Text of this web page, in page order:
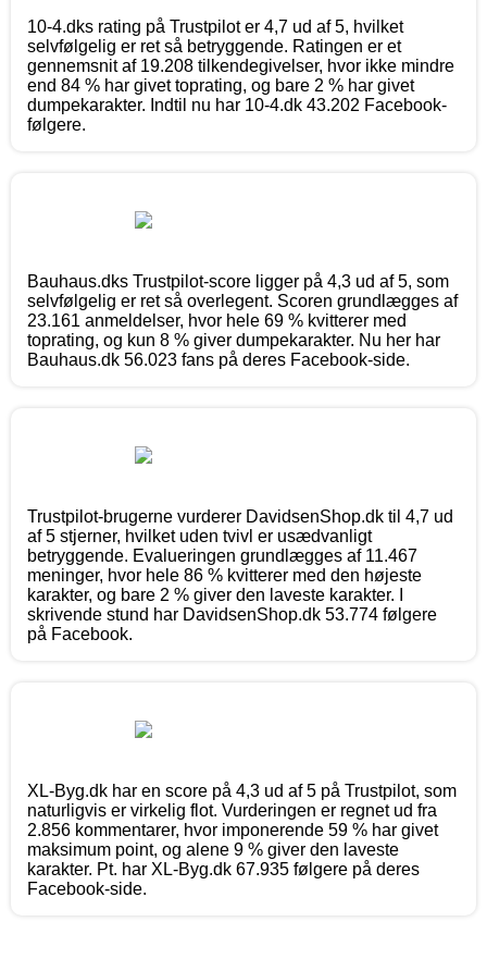
10-4.dks rating på Trustpilot er 4,7 ud af 5, hvilket
selvfølgelig er ret så betryggende. Ratingen er et
gennemsnit af 19.208 tilkendegivelser, hvor ikke mindre
end 84 % har givet toprating, og bare 2 % har givet
dumpekarakter. Indtil nu har 10-4.dk 43.202 Facebook-
følgere.
Bauhaus.dks Trustpilot-score ligger på 4,3 ud af 5, som
selvfølgelig er ret så overlegent. Scoren grundlægges af
23.161 anmeldelser, hvor hele 69 % kvitterer med
toprating, og kun 8 % giver dumpekarakter. Nu her har
Bauhaus.dk 56.023 fans på deres Facebook-side.
Trustpilot-brugerne vurderer DavidsenShop.dk til 4,7 ud
af 5 stjerner, hvilket uden tvivl er usædvanligt
betryggende. Evalueringen grundlægges af 11.467
meninger, hvor hele 86 % kvitterer med den højeste
karakter, og bare 2 % giver den laveste karakter. I
skrivende stund har DavidsenShop.dk 53.774 følgere
på Facebook.
XL-Byg.dk har en score på 4,3 ud af 5 på Trustpilot, som
naturligvis er virkelig flot. Vurderingen er regnet ud fra
2.856 kommentarer, hvor imponerende 59 % har givet
maksimum point, og alene 9 % giver den laveste
karakter. Pt. har XL-Byg.dk 67.935 følgere på deres
Facebook-side.